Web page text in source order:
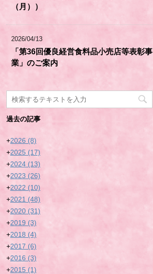
（月））
2026/04/13
「第36回優良経営食料品小売店等表彰事
業」のご案内
過去の記事
+2026 (8)
+2025 (17)
+2024 (13)
+2023 (26)
+2022 (10)
+2021 (48)
+2020 (31)
+2019 (3)
+2018 (4)
+2017 (6)
+2016 (3)
+2015 (1)